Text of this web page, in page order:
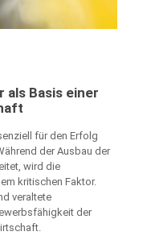
Basis einer
für den Erfolg
der Ausbau der
wird die
kritischen Faktor.
veraltete
der